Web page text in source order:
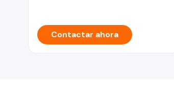
Contactar ahora